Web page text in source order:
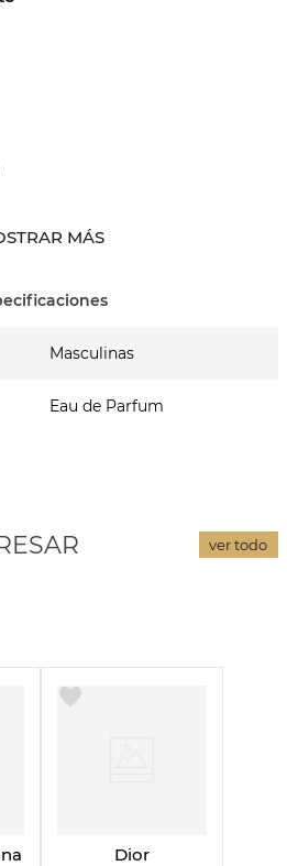
Enebro de Virginia y Rosa Silvestre
MÁS
Masculinas
Eau de Parfum
ver todo
Dior